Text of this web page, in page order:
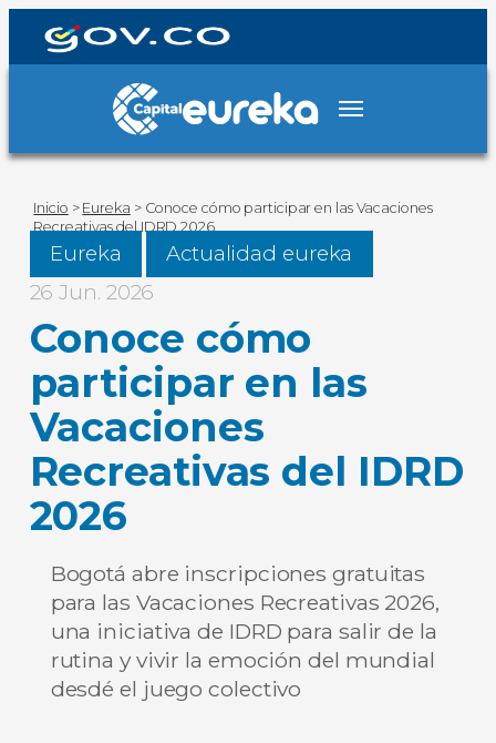
Inicio > Eureka > Conoce cómo participar en las Vacaciones
Recreativas del IDRD 2026
Eureka
Actualidad eureka
26 Jun. 2026
Conoce cómo
participar en las
Vacaciones
Recreativas del IDRD
2026
Bogotá abre inscripciones gratuitas
para las Vacaciones Recreativas 2026,
una iniciativa de IDRD para salir de la
rutina y vivir la emoción del mundial
desdé el juego colectivo